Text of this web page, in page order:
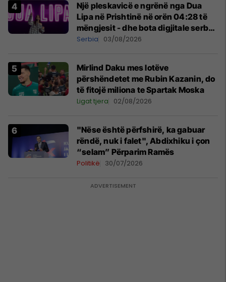
Një pleskavicë e ngrënë nga Dua
Lipa në Prishtinë në orën 04:28 të
mëngjesit - dhe bota digjitale serbe
shpall gjendjen e luftës
Serbia 03/08/2026
Mirlind Daku mes lotëve
përshëndetet me Rubin Kazanin, do
të fitojë miliona te Spartak Moska
Ligat tjera 02/08/2026
"Nëse është përfshirë, ka gabuar
rëndë, nuk i falet", Abdixhiku i çon
“selam” Përparim Ramës
Politikë 30/07/2026